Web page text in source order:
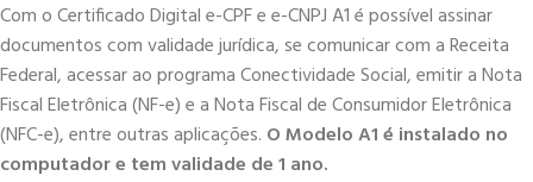
Com o Certificado Digital e-CPF e e-CNPJ A1 é possível assinar
documentos com validade jurídica, se comunicar com a Receita
Federal, acessar ao programa Conectividade Social, emitir a Nota
Fiscal Eletrônica (NF-e) e a Nota Fiscal de Consumidor Eletrônica
(NFC-e), entre outras aplicações. O Modelo A1 é instalado no
computador e tem validade de 1 ano.